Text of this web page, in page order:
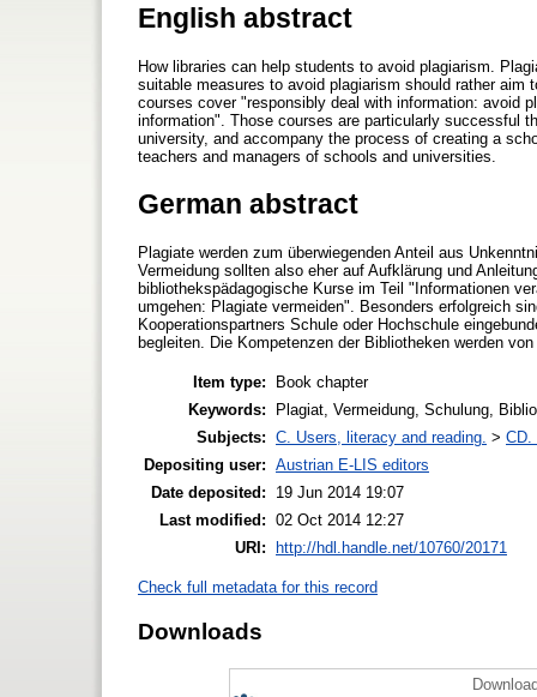
English abstract
How libraries can help students to avoid plagiarism.
suitable measures to avoid plagiarism should rather aim
courses cover "responsibly deal with information: avoid
information". Those courses are particularly successful
university, and accompany the process of creating a
teachers and managers of schools and universities.
German abstract
Plagiate werden zum überwiegenden Anteil aus
Vermeidung sollten also eher auf Aufklärung und
bibliothekspädagogische Kurse im Teil "Informationen
umgehen: Plagiate vermeiden". Besonders erfolgreich
Kooperationspartners Schule oder Hochschule
begleiten. Die Kompetenzen der Bibliotheken werden
Item type:
Book chapter
Keywords:
Plagiat, Vermeidung, Schulung,
Subjects: C. Users, literacy and reading. > CD.
Depositing user: Austrian E-LIS editors
Date deposited:
19 Jun 2014 19:07
Last modified: 02 Oct 2014 12:27
URI:
http://hdl.handle.net/10760/20171
Check full metadata for this record
Downloads